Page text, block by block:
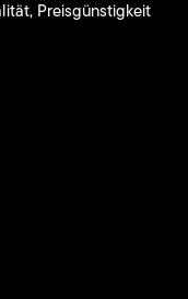
Preisgünstigkeit